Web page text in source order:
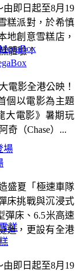
即日起至8月19
糕派對，於希慎
地創意雪糕店，
體驗！
盛夏「極速車隊
床挑戰與沉浸式
彈床、6.5米高速
道，更設有全港
電影全港公映！
個以電影為主題
大電影》暑期玩
奇（Chase）...
即日起至8月19